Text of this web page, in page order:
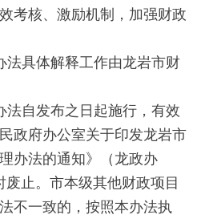
考核、激励机制，加强财政
具体解释工作由龙岩市财
自发布之日起施行，有效
政府办公室关于印发龙岩市
办法的通知》（龙政办
废止。市本级其他财政项目
不一致的，按照本办法执